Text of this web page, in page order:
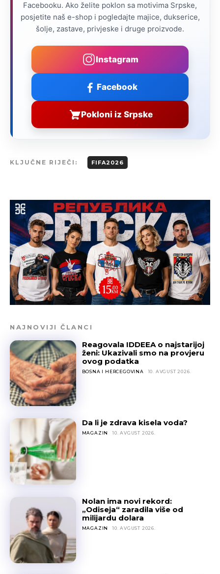
Facebooku. Ako želite poklon sa motivima Srpske,
posjetite naš e-shop i pogledajte majice, dukserice,
šolje, zastave, privjeske i druge proizvode.
Instagram
Facebook
Pokloni iz Srpske
KLJUČNE RIJEČI: FIFA2026
NAJNOVIJI ČLANCI
Reagovala IDDEEA o najstarijoj
ženi: Ukazivali smo na provjeru
ovog podatka
BOSNA I HERCEGOVINA 10. AVGUST 2026.
Da li je zdrava kisela voda?
MAGAZIN 10. AVGUST 2026.
Nolan ima novi rekord:
„Odiseja“ zaradila više od
milijardu dolara
MAGAZIN 10. AVGUST 2026.